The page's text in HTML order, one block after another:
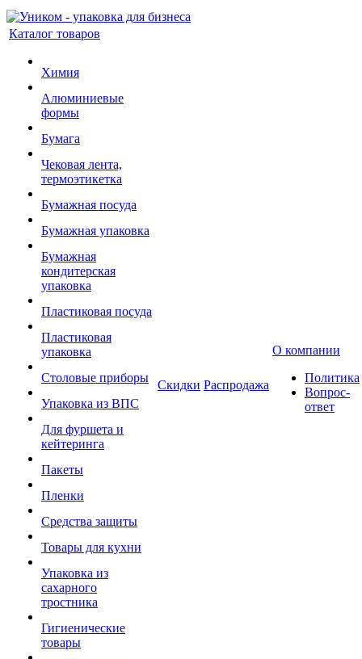
Каталог товаров
Химия
Алюминиевые
формы
Бумага
Чековая лента,
термоэтикетка
Бумажная посуда
Бумажная упаковка
Бумажная
кондитерская
упаковка
Пластиковая посуда
Пластиковая
упаковка
Столовые приборы
Упаковка из ВПС
Для фуршета и
кейтеринга
Пакеты
Пленки
Средства защиты
Товары для кухни
Упаковка из
сахарного
тростника
Гигиенические
товары
Скидки Распродажа
О компании
Политика
Вопрос-
ответ